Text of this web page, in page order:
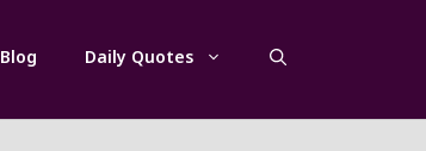
Blog Daily Quotes